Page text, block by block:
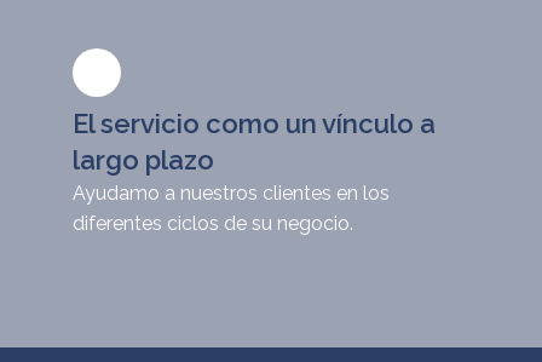
El servicio como un vínculo a
largo plazo
Ayudamo a nuestros clientes en los
diferentes ciclos de su negocio.